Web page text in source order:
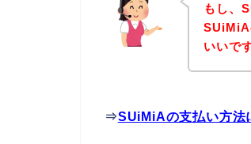
もし、
SUiMiA
いいで
⇒SUiMiAの支払い方法